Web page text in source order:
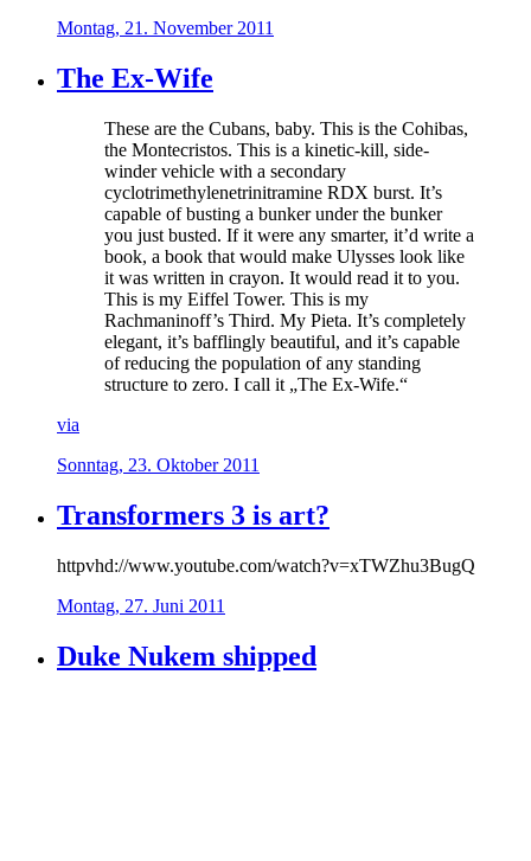
Montag, 21. November 2011
The Ex-Wife
These are the Cubans, baby. This is the Cohibas,
the Montecristos. This is a kinetic-kill, side-
winder vehicle with a secondary
cyclotrimethylenetrinitramine RDX burst. It’s
capable of busting a bunker under the bunker
you just busted. If it were any smarter, it’d write a
book, a book that would make Ulysses look like
it was written in crayon. It would read it to you.
This is my Eiffel Tower. This is my
Rachmaninoff’s Third. My Pieta. It’s completely
elegant, it’s bafflingly beautiful, and it’s capable
of reducing the population of any standing
structure to zero. I call it „The Ex-Wife.“
via
Sonntag, 23. Oktober 2011
Transformers 3 is art?
httpvhd://www.youtube.com/watch?v=xTWZhu3BugQ
Montag, 27. Juni 2011
Duke Nukem shipped